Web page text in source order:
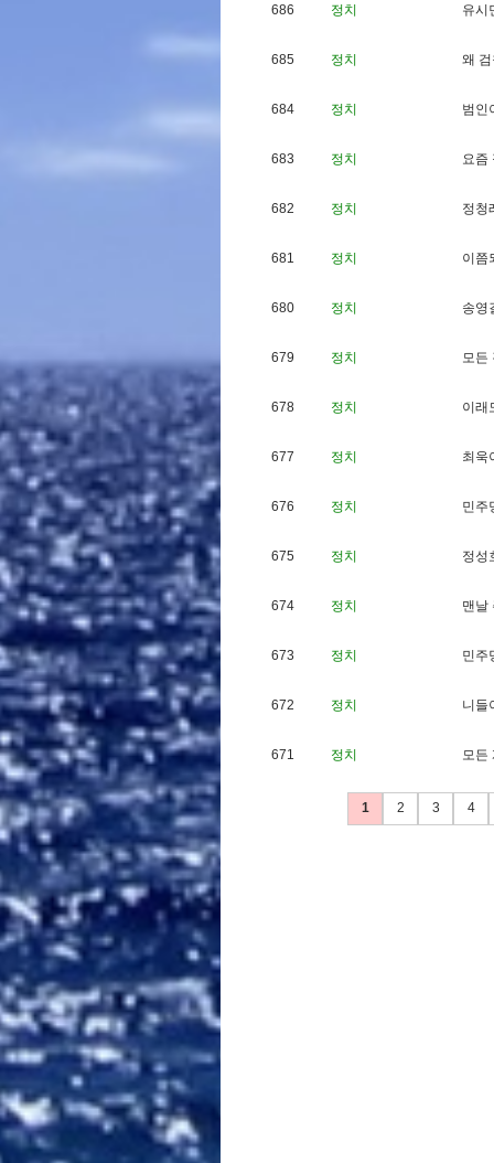
686 정치 유시
685 정치 왜 검
684 정치 범 인
683 정치 요즘
682 정치 정청
681 정치 이 쯤
680 정치 송영
679 정치 모든
678 정치 이 래
677 정치 최 욱
676 정치 민주
675 정치 정성
674 정치 맨날
673 정치 민주
672 정치 니 들
671 정치 모든
1 2 3 4